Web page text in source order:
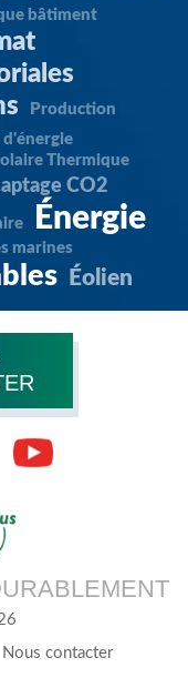
bâtiment
Production
d'énergie
Thermique
CO2
Énergie
marines
Éolien
Nous contacter